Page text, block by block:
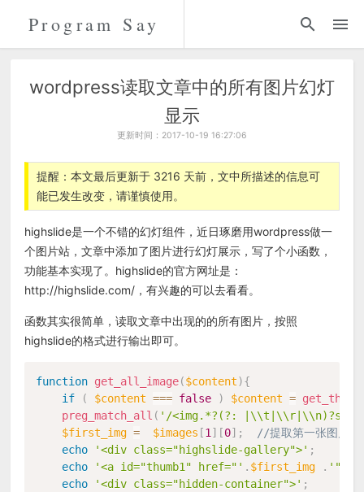
Program Say 代码
wordpress读取文章中的所有图片幻灯
显示
更新时间：2017-10-19 16:27:06
提醒：本文最后更新于 3216 天前，文中所描述的信息可
能已发生改变，请谨慎使用。
highslide是一个不错的幻灯组件，近日琢磨用wordpress做一
个图片站，文章中添加了图片进行幻灯展示，写了个小函数，
功能基本实现了。highslide的官方网址是：
http://highslide.com/，有兴趣的可以去看看。
函数其实很简单，读取文章中出现的的所有图片，按照
highslide的格式进行输出即可。
function get_all_image($content){
if
( $content === false ) $content =
preg_match_all ( '/<img.*?(?:
$first_img = $images [1] [0] ;
//提取第一张图片
echo
'<div class="highslide-gallery">' ;
echo
'<a id="thumb1" href="' . $first_img . '"
echo
'<div class="hidden-container">' ;